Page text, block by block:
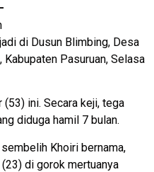
di Dusun Blimbing, Desa
Pasuruan, Selasa
ini. Secara keji, tega
diduga hamil 7 bulan.
Khoiri bernama,
di gorok mertuanya